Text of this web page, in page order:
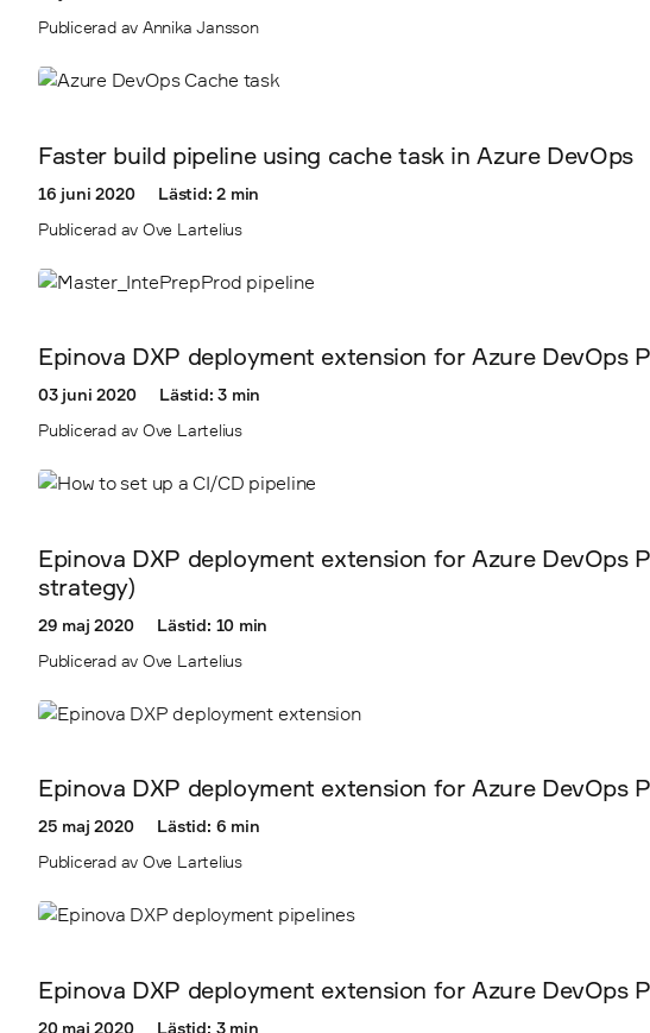
Publicerad av Annika Jansson
Faster build pipeline using cache task in Azure DevOps
16 juni 2020
Lästid: 2 min
Publicerad av Ove Lartelius
Epinova DXP deployment extension for Azure DevOps
03 juni 2020
Lästid: 3 min
Publicerad av Ove Lartelius
Epinova DXP deployment extension for Azure DevOps
strategy)
29 maj 2020
Lästid: 10 min
Publicerad av Ove Lartelius
Epinova DXP deployment extension for Azure
25 maj 2020
Lästid: 6 min
Publicerad av Ove Lartelius
Epinova DXP deployment extension for Azure DevOps
20 maj 2020
Lästid: 3 min